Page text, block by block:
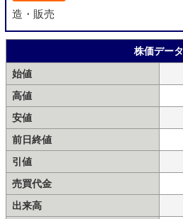
造・販売
株価データ
始値
高値
安値
前日終値
引値
売買代金
出来高